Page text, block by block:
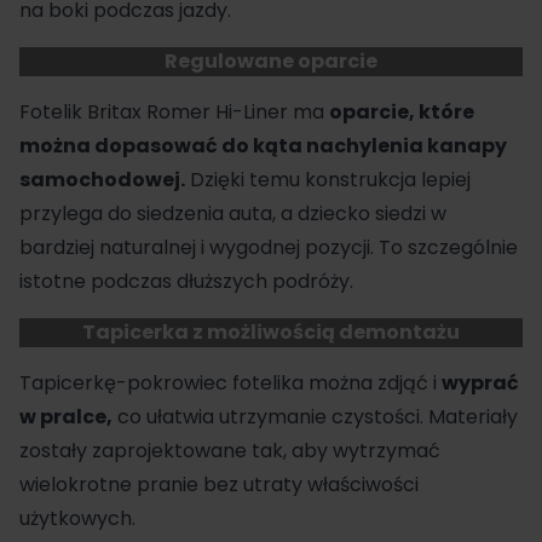
na boki podczas jazdy.
Regulowane oparcie
Fotelik Britax Romer Hi-Liner ma oparcie, które
można dopasować do kąta nachylenia kanapy
samochodowej. Dzięki temu konstrukcja lepiej
przylega do siedzenia auta, a dziecko siedzi w
bardziej naturalnej i wygodnej pozycji. To szczególnie
istotne podczas dłuższych podróży.
Tapicerka z możliwością demontażu
Tapicerkę-pokrowiec fotelika można zdjąć i wyprać
w pralce, co ułatwia utrzymanie czystości. Materiały
zostały zaprojektowane tak, aby wytrzymać
wielokrotne pranie bez utraty właściwości
użytkowych.